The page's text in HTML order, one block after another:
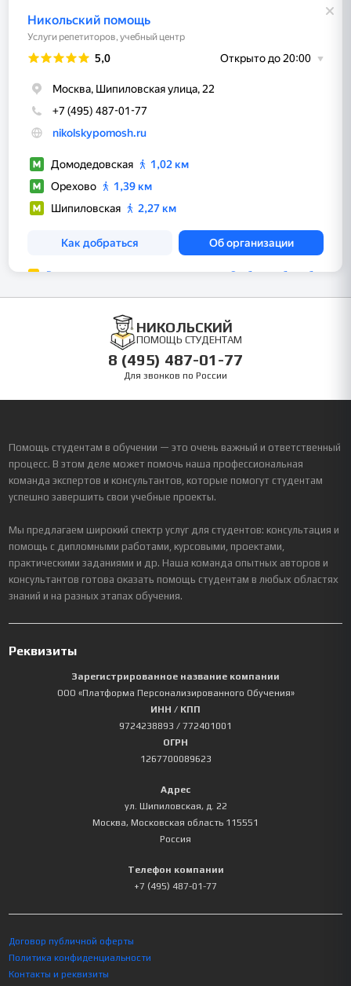
НИКОЛЬСКИЙ
ПОМОЩЬ СТУДЕНТАМ
8 (495) 487-01-77
Для звонков по России
Помощь студентам в обучении — это очень важный и ответственный
процесс. В этом деле может помочь наша профессиональная
команда экспертов и консультантов, которые помогут студентам
успешно завершить свои учебные проекты.
Мы предлагаем широкий спектр услуг для студентов: консультация и
помощь с дипломными работами, курсовыми, проектами,
практическими заданиями и др. Наша команда опытных авторов и
консультантов готова оказать помощь студентам в любых областях
знаний и на разных этапах обучения.
Реквизиты
Зарегистрированное название компании
ООО «Платформа Персонализированного Обучения»
ИНН / КПП
9724238893 / 772401001
ОГРН
1267700089623
Адрес
ул. Шипиловская, д. 22
Москва, Московская область 115551
Россия
Телефон компании
+7 (495) 487-01-77
Договор публичной оферты
Политика конфиденциальности
Контакты и реквизиты